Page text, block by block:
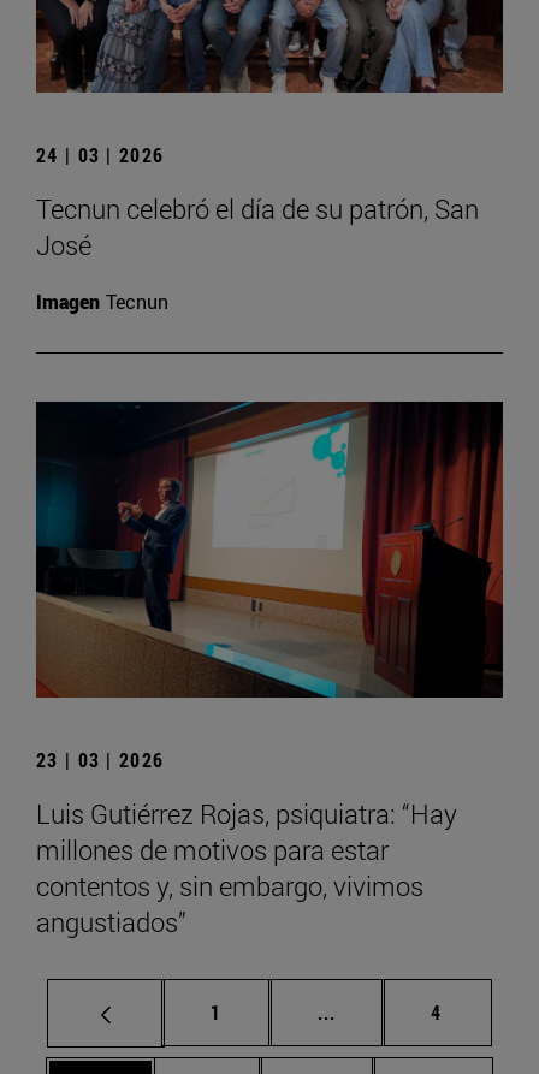
24 | 03 | 2026
Tecnun celebró el día de su patrón, San
José
Imagen Tecnun
23 | 03 | 2026
Luis Gutiérrez Rojas, psiquiatra: “Hay
millones de motivos para estar
contentos y, sin embargo, vivimos
angustiados”
Página
1 ... Páginas intermedias
Página
4